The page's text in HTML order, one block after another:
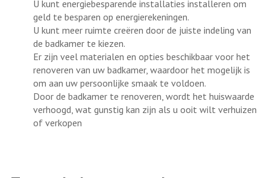
U kunt energiebesparende installaties installeren om
geld te besparen op energierekeningen.
U kunt meer ruimte creëren door de juiste indeling van
de badkamer te kiezen.
Er zijn veel materialen en opties beschikbaar voor het
renoveren van uw badkamer, waardoor het mogelijk is
om aan uw persoonlijke smaak te voldoen.
Door de badkamer te renoveren, wordt het huiswaarde
verhoogd, wat gunstig kan zijn als u ooit wilt verhuizen
of verkopen